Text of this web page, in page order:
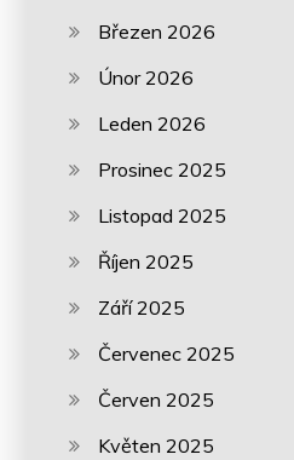
Březen 2026
Únor 2026
Leden 2026
Prosinec 2025
Listopad 2025
Říjen 2025
Září 2025
Červenec 2025
Červen 2025
Květen 2025